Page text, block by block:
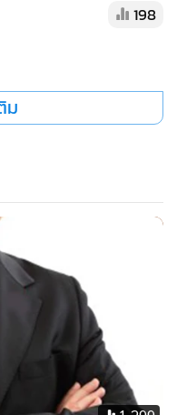
ในปี 2561 ที่ผ่านมา ลดลง
หวังเป็นอย่างยิ่งว่าการ
ยเพิ่มพื้นที่สีเขียว ลด
Carbon Neutral ได้ใน
198
ม